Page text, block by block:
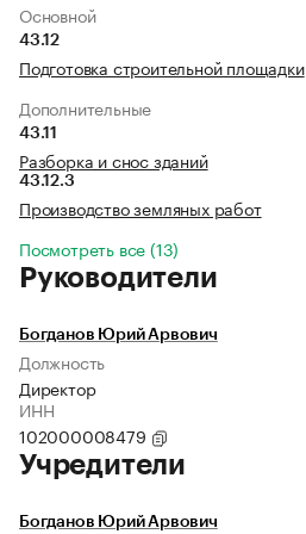
Основной
43.12
Подготовка строительной площадки
Дополнительные
43.11
Разборка и снос зданий
43.12.3
Производство земляных работ
Посмотреть все (13)
Руководители
Богданов Юрий Арвович
Должность
Директор
ИНН
102000008479
Учредители
Богданов Юрий Арвович